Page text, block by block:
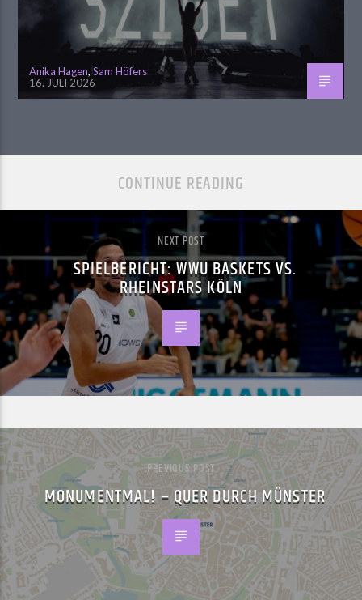
Anika Hagen,Sam Höfers
16. JULI 2026
CONTINUE READING
NEXT POST
SPIELBERICHT: WWU BASKETS VS.
RHEINSTARS KÖLN
PREVIOUS POST
MONUMENTMAL! – QUER DURCH MÜNSTER